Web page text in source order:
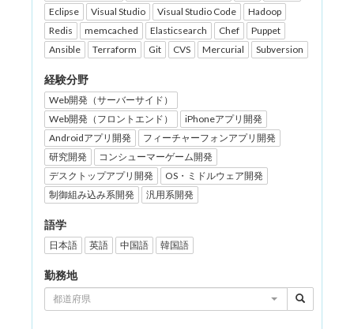
Eclipse
Visual Studio Visual Studio Code
Hadoop
Redis
memcached Elasticsearch Chef
Puppet
Ansible
Terraform Git CVS Mercurial Subversion
経験分野
Web開発（サーバーサイド）
Web開発（フロントエンド）
iPhoneアプリ開発
Androidアプリ開発
フィーチャーフォンアプリ開発
研究開発
コンシューマーゲーム開発
デスクトップアプリ開発
OS・ミドルウェア開発
制御組み込み系開発
汎用系開発
語学
日本語 英語 中国語 韓国語
勤務地
都道府県